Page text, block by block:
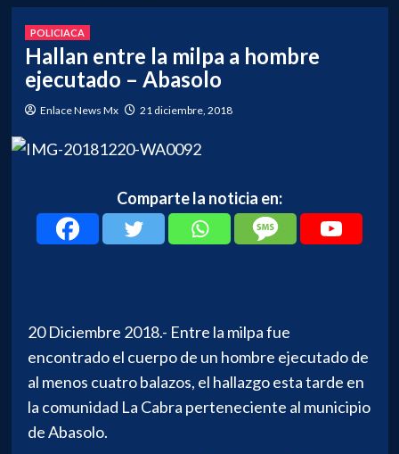
POLICIACA
Hallan entre la milpa a hombre
ejecutado – Abasolo
Enlace News Mx 21 diciembre, 2018
Comparte la noticia en:
20 Diciembre 2018.- Entre la milpa fue
encontrado el cuerpo de un hombre ejecutado de
al menos cuatro balazos, el hallazgo esta tarde en
la comunidad La Cabra perteneciente al municipio
de Abasolo.